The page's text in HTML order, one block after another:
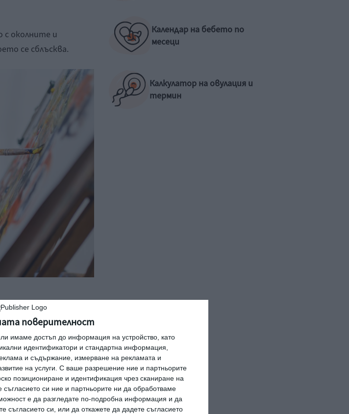
поверителност
имаме достъп до информация на устройство, като
идентификатори и стандартна информация,
и съдържание, измерване на рекламата и
на услуги. С ваше разрешение ние и партньорите
позициониране и идентификация чрез сканиране на
съгласието си ние и партньорите ни да обработваме
е да разгледате по-подробна информация и да
съгласието си, или да откажете да дадете съгласието
с околните и
се сблъсква.
проблем, е
които биха
на гости.
от подобна идея,
Календар на бебето по
месеци
Калкулатор на овулация и
термин